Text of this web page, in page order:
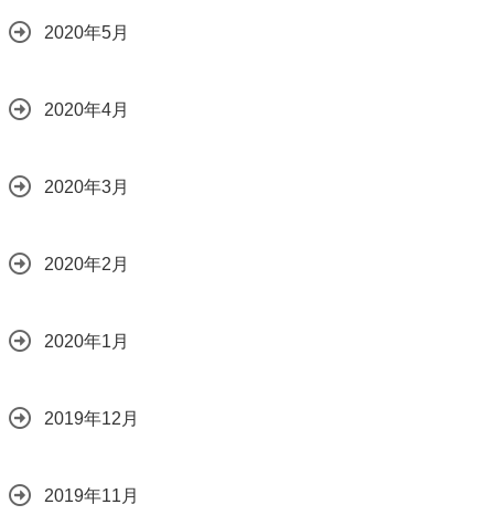
2020年5月
2020年4月
2020年3月
2020年2月
2020年1月
2019年12月
2019年11月